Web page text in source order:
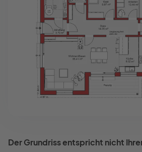
Der Grundriss entspricht nicht